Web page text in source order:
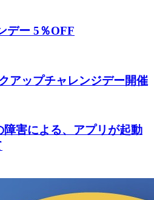
デー 5％OFF
アップチャレンジデー開催
障害による、アプリが起動